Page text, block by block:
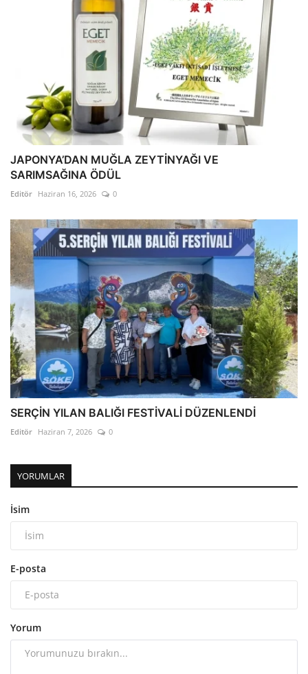
JAPONYA’DAN MUĞLA ZEYTİNYAĞI VE
SARIMSAĞINA ÖDÜL
Editör Haziran 16, 2026 0
SERÇİN YILAN BALIĞI FESTİVALİ DÜZENLENDİ
Editör Haziran 7, 2026 0
YORUMLAR
İsim
E-posta
Yorum